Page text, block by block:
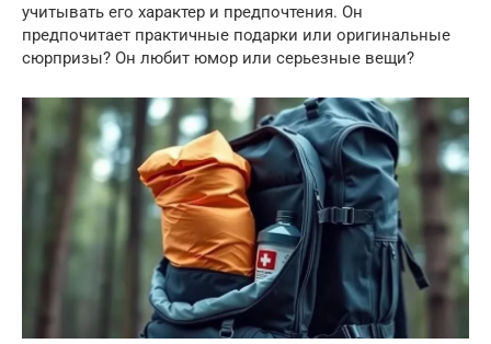
учитывать его характер и предпочтения. Он
предпочитает практичные подарки или оригинальные
сюрпризы? Он любит юмор или серьезные вещи?